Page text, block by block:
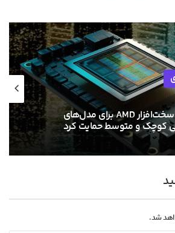
ایلان ماسک از سخت‌افزار AMD برای مدل‌های
و متوسط حمایت کرد
شد.